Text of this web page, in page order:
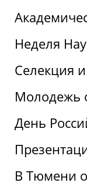
Неделя
Селекция
Молодежь
День
В Тюмени